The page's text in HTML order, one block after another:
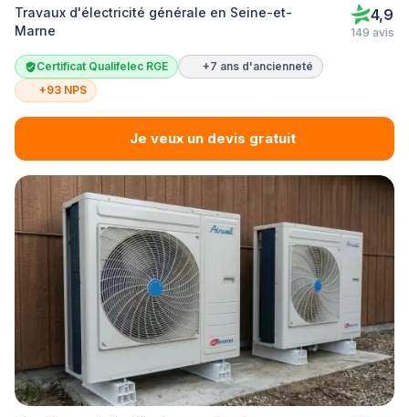
Travaux d'électricité générale en Seine-et-
Marne
4,9
149 avis
Certificat Qualifelec RGE
+7 ans d'ancienneté
+93 NPS
Je veux un devis gratuit